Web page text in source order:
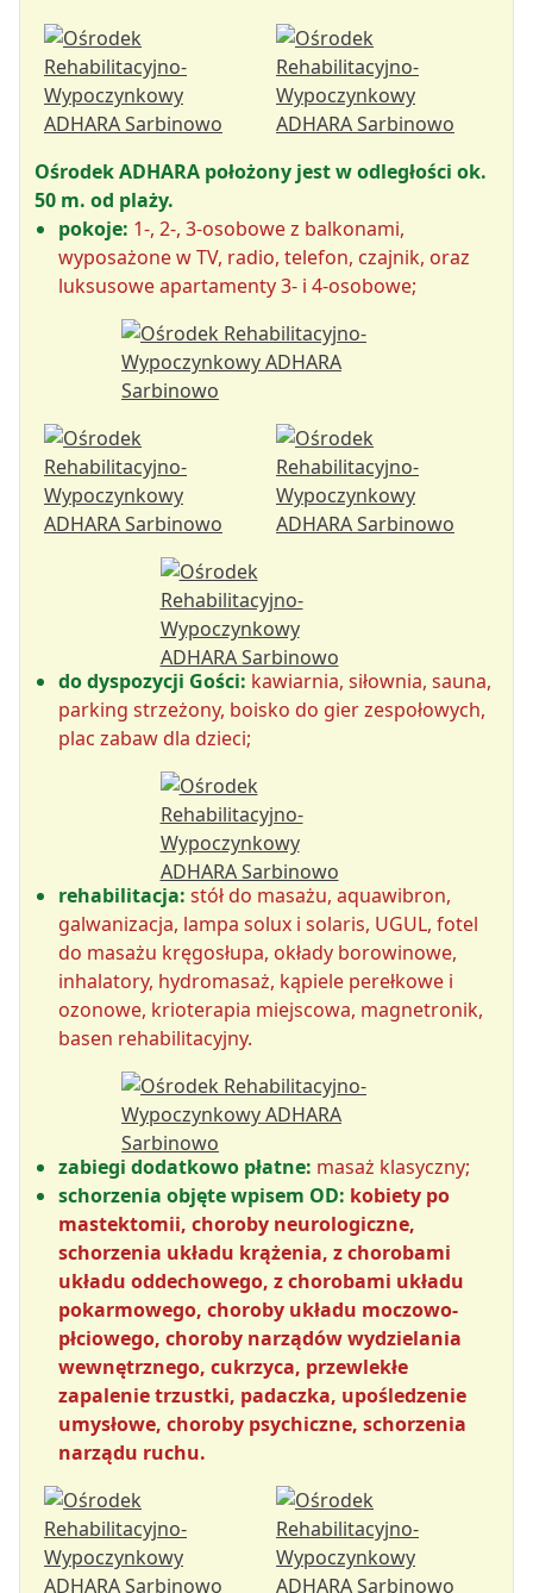
Ośrodek ADHARA położony jest w odległości ok.
50 m. od plaży.
pokoje: 1-, 2-, 3-osobowe z balkonami,
wyposażone w TV, radio, telefon, czajnik, oraz
luksusowe apartamenty 3- i 4-osobowe;
do dyspozycji Gości: kawiarnia, siłownia, sauna,
parking strzeżony, boisko do gier zespołowych,
plac zabaw dla dzieci;
rehabilitacja: stół do masażu, aquawibron,
galwanizacja, lampa solux i solaris, UGUL, fotel
do masażu kręgosłupa, okłady borowinowe,
inhalatory, hydromasaż, kąpiele perełkowe i
ozonowe, krioterapia miejscowa, magnetronik,
basen rehabilitacyjny.
zabiegi dodatkowo płatne: masaż klasyczny;
schorzenia objęte wpisem OD: kobiety po
mastektomii, choroby neurologiczne,
schorzenia układu krążenia, z chorobami
układu oddechowego, z chorobami układu
pokarmowego, choroby układu moczowo-
płciowego, choroby narządów wydzielania
wewnętrznego, cukrzyca, przewlekłe
zapalenie trzustki, padaczka, upośledzenie
umysłowe, choroby psychiczne, schorzenia
narządu ruchu.